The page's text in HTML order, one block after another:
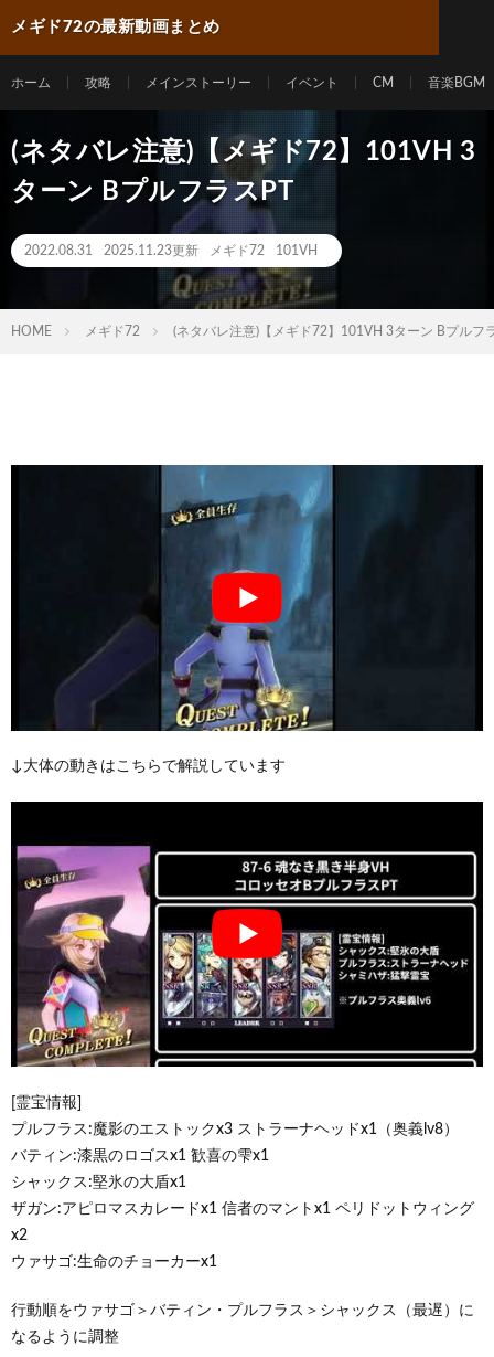
メギド72の最新動画まとめ
ホーム 攻略 メインストーリー イベント CM 音楽BGM
(ネタバレ注意)【メギド72】101VH 3
ターン BプルフラスPT
2022.08.31 2025.11.23更新 メギド72 101VH
HOME メギド72 (ネタバレ注意)【メギド72】101VH 3ターン Bプルフ
↓大体の動きはこちらで解説しています
[霊宝情報]
プルフラス:魔影のエストックx3 ストラーナヘッドx1（奥義lv8）
バティン:漆黒のロゴスx1 歓喜の雫x1
シャックス:堅氷の大盾x1
ザガン:アピロマスカレードx1 信者のマントx1 ペリドットウィング
x2
ウァサゴ:生命のチョーカーx1
行動順をウァサゴ＞バティン・プルフラス＞シャックス（最遅）に
なるように調整